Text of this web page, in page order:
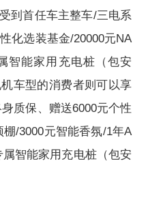
到首任车主整车/三电系
化选装基金/20000元NA
智能家用充电桩（包安
车型的消费者则可以享
质保、赠送6000元个性
/3000元智能香氛/1年A
智能家用充电桩（包安